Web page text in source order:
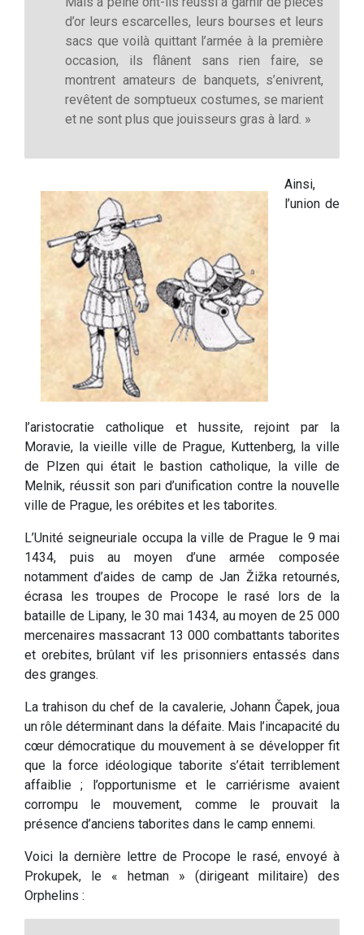
d’or leurs escarcelles, leurs bourses et leurs
sacs que voilà quittant l’armée à la première
occasion, ils flânent sans rien faire, se
montrent amateurs de banquets, s’enivrent,
revêtent de somptueux costumes, se marient
et ne sont plus que jouisseurs gras à lard. »
Ainsi,
l’union de
l’aristocratie catholique et hussite, rejoint par la
Moravie, la vieille ville de Prague, Kuttenberg, la ville
de Plzen qui était le bastion catholique, la ville de
Melnik, réussit son pari d’unification contre la nouvelle
ville de Prague, les orébites et les taborites.
L’Unité seigneuriale occupa la ville de Prague le 9 mai
1434, puis au moyen d’une armée composée
notamment d’aides de camp de Jan Žižka retournés,
écrasa les troupes de Procope le rasé lors de la
bataille de Lipany, le 30 mai 1434, au moyen de 25 000
mercenaires massacrant 13 000 combattants taborites
et orebites, brûlant vif les prisonniers entassés dans
des granges.
La trahison du chef de la cavalerie, Johann Čapek, joua
un rôle déterminant dans la défaite. Mais l’incapacité du
cœur démocratique du mouvement à se développer fit
que la force idéologique taborite s’était terriblement
affaiblie ; l’opportunisme et le carriérisme avaient
corrompu le mouvement, comme le prouvait la
présence d’anciens taborites dans le camp ennemi.
Voici la dernière lettre de Procope le rasé, envoyé à
Prokupek, le « hetman » (dirigeant militaire) des
Orphelins :